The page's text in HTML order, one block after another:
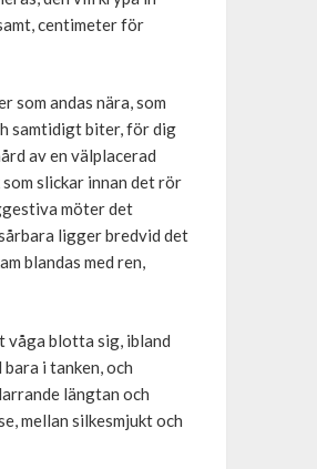
centimeter för
som andas nära, som
samtidigt biter, för dig
av en välplacerad
slickar innan det rör
möter det
ligger bredvid det
blandas med ren,
våga blotta sig, ibland
i tanken, och
längtan och
mellan silkesmjukt och